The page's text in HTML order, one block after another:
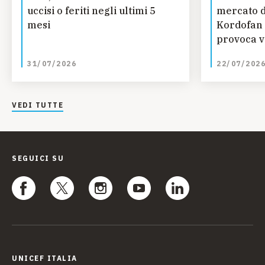
uccisi o feriti negli ultimi 5
mesi
31/07/2026
mercato
provoca
22/07/2026
VEDI TUTTE
SEGUICI SU
UNICEF ITALIA